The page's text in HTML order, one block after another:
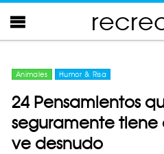
Animales Humor & Risa
24 Pensamientos
seguramente
ve desnudo